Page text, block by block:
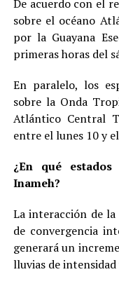
De acuerdo con el
sobre el océano
por la Guayana
primeras horas del
En paralelo, los
sobre la Onda
Atlántico Central
entre el lunes 10 y
¿En qué
Inameh?
La interacción de
de convergencia
generará un
lluvias de